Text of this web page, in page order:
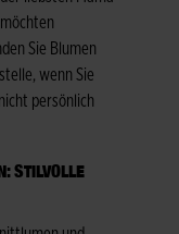
Sie Blumen
wenn Sie
persönlich
STILVOLLE